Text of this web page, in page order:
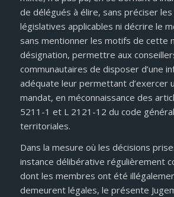
de délégués à élire, sans préciser
législatives applicables ni décrire le
sans mentionner les motifs de cette
désignation, permettre aux
communautaires de disposer d’une
adéquate leur permettant d’exercer
mandat, en méconnaissance des
5211-1 et L 2121-12 du code
territoriales.
Dans la mesure où les décisions
instance délibérative régulièrement
dont les membres ont été
demeurent légales, le présente